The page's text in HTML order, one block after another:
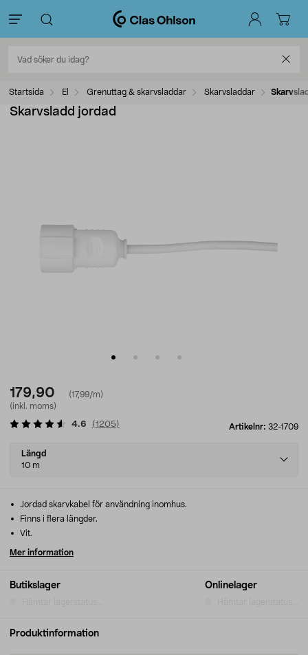
Startsida El Grenuttag & skarvsladdar Skarvsladdar
Skarvsladd jordad
179,90
(17,99/m)
(inkl. moms)
Artikelnr: 32-1709
4.6 (1205)
Select
variant
Längd
10 m
Butikslager Onlinelager
Jordad skarvkabel för användning inomhus.
Finns i flera längder.
Vit.
Mer information
Produktinformation